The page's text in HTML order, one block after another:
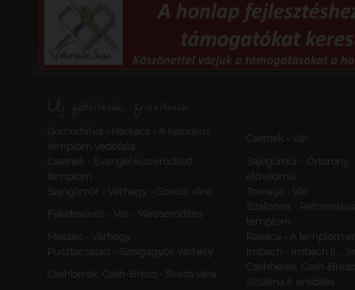
Új feltöltések, frissítések
Gömörfalva - Harkács - A katolikus
templom védőfala
Csetnek - Vár
Csetnek - Evangélikus erődített
templom
Sajógömör - Őrtorony,
elővédmű
Sajógömör - Várhegy - Gömör vára
Tornalja - Vár
Feketeváros - Vár - Városerődítés
Szalonna - Református
templom
Meszes - Várhegy
Rakaca - A templom
Pusztacsalád - Szolgagyőr, várhely
Imbach - Imbach II.,
Csehberek, Cseh-Brézó - Brezó vára
Csehberek, Cseh-
Szlatina II. erődítés